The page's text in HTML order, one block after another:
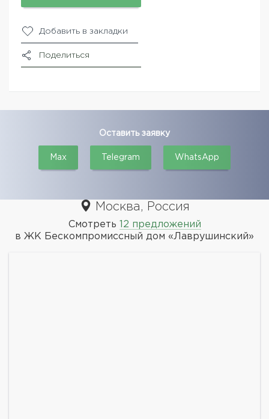
Добавить в закладки
Поделиться
Оставить заявку
Max Telegram WhatsApp
Москва, Россия
Смотреть
12 предложений
в ЖК Бескомпромиссный дом «Лаврушинский»